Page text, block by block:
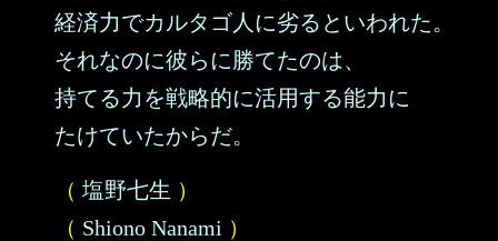
経済力でカルタゴ人に劣るといわれた。
それなのに彼らに勝てたのは、
持てる力を戦略的に活用する能力に
たけていたからだ。
（ 塩野七生 ）
（ Shiono Nanami ）